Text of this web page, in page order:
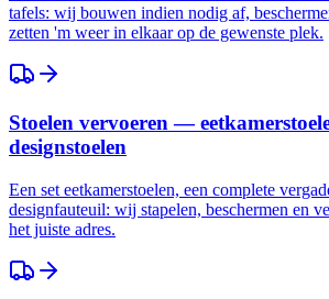
tafels: wij bouwen indien nodig af,
zetten 'm weer in elkaar op de gewenste plek.
Stoelen vervoeren —
designstoelen
Een set eetkamerstoelen, een complete
designfauteuil: wij stapelen, beschermen en
het juiste adres.